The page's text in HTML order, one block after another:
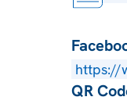
https://
QR